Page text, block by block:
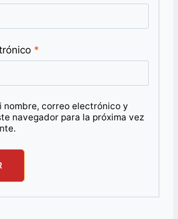
*
nombre, correo electrónico y
navegador para la próxima vez